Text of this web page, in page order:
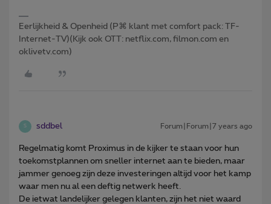
Eerlijkheid & Openheid (P⌘ klant met comfort pack: TF-
Internet-TV)(Kijk ook OTT: netflix.com, filmon.com en
oklivetv.com)
S sddbel Forum|Forum|7 years ago
Regelmatig komt Proximus in de kijker te staan voor hun
toekomstplannen om sneller internet aan te bieden, maar
jammer genoeg zijn deze investeringen altijd voor het kamp
waar men nu al een deftig netwerk heeft.
De ietwat landelijker gelegen klanten, zijn het niet waard